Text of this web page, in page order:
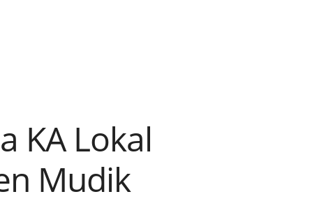
KA Lokal
Mudik